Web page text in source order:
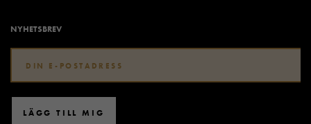
NYHETSBREV
LÄGG TILL MIG